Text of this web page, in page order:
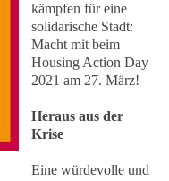
kämpfen für eine
solidarische Stadt:
Macht mit beim
Housing Action Day
2021 am 27. März!
Heraus aus der
Krise
Eine würdevolle und